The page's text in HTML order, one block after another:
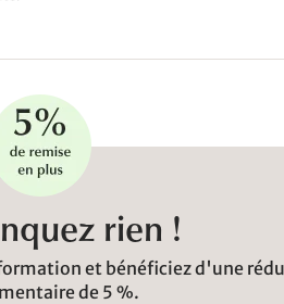
rien !
et bénéficiez d'une
de 5 %.